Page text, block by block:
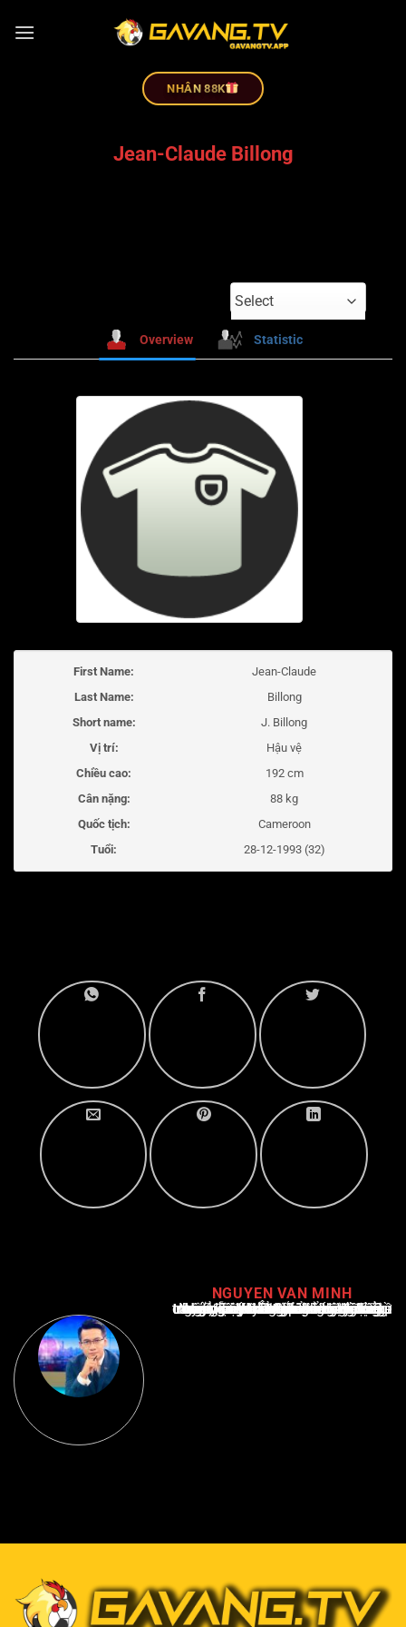
NHÂN 88K
Jean-Claude Billong
Select
Overview Statistic
First Name:
Jean-Claude
Last Name:
Billong
Short name:
J. Billong
Vị trí:
Hậu vệ
Chiều cao:
192 cm
Cân nặng:
88 kg
Quốc tịch:
Cameroon
Tuổi:
28-12-1993 (32)
NGUYEN VAN MINH
Nguyễn Văn Minh là một trong những chuyên gia hàng đầu về báo cáo tin tức thể thao tại Việt Nam, với hơn 10 năm hoạt động trong ngành. Ông có kiến thức sâu rộng và kinh nghiệm đáng kể trong việc phân tích và báo cáo về các sự kiện thể thao hàng đầu. Sự hiểu biết sâu sắc của ông về ngành này đã giúp ông xây dựng uy tín và danh tiếng trong cộng đồng báo chí thể thao.